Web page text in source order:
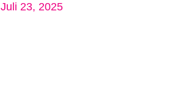
Juli 23, 2025